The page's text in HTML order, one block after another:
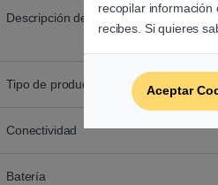
Descripción del producto
Tipo de producto
Conectividad
Batería
recopilar
recibes. Si quieres
Aceptar